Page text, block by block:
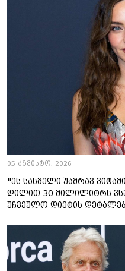
05 აგვისტო, 2026
"ეს სასმელი უამრავ
დილით 30 მილილიტრს
უჩვეულო დიეტის